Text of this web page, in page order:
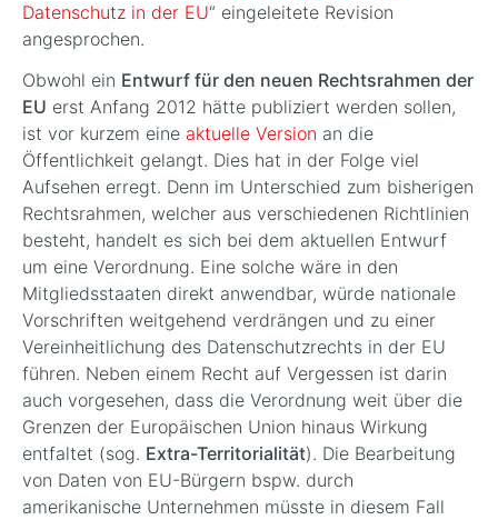
Datenschutz in der EU“ eingeleitete Revision
angesprochen.
Obwohl ein Entwurf für den neuen Rechtsrahmen der
EU erst Anfang 2012 hätte publiziert werden sollen,
ist vor kurzem eine aktuelle Version an die
Öffentlichkeit gelangt. Dies hat in der Folge viel
Aufsehen erregt. Denn im Unterschied zum bisherigen
Rechtsrahmen, welcher aus verschiedenen Richtlinien
besteht, handelt es sich bei dem aktuellen Entwurf
um eine Verordnung. Eine solche wäre in den
Mitgliedsstaaten direkt anwendbar, würde nationale
Vorschriften weitgehend verdrängen und zu einer
Vereinheitlichung des Datenschutzrechts in der EU
führen. Neben einem Recht auf Vergessen ist darin
auch vorgesehen, dass die Verordnung weit über die
Grenzen der Europäischen Union hinaus Wirkung
entfaltet (sog. Extra-Territorialität). Die Bearbeitung
von Daten von EU-Bürgern bspw. durch
amerikanische Unternehmen müsste in diesem Fall